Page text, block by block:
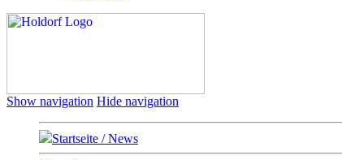
Show navigation Hide navigation
Startseite / News